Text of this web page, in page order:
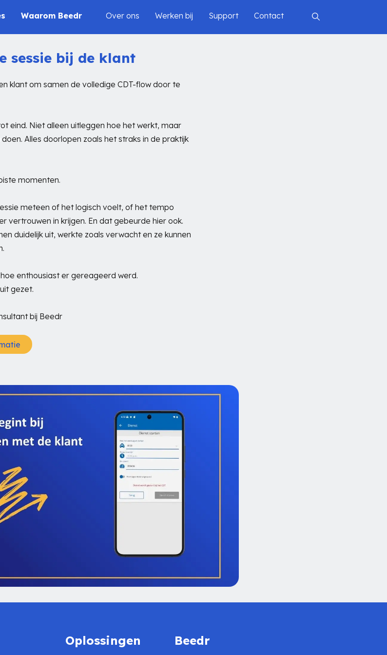
Waarom Beedr Over ons Werken bij Support Contact
sessie bij de klant
klant om samen de volledige CDT-flow door te
eind. Niet alleen uitleggen hoe het werkt, maar
Alles doorlopen zoals het straks in de praktijk
momenten.
meteen of het logisch voelt, of het tempo
vertrouwen in krijgen. En dat gebeurde hier ook.
duidelijk uit, werkte zoals verwacht en ze kunnen
enthousiast er gereageerd werd.
gezet.
bij Beedr
Oplossingen Beedr